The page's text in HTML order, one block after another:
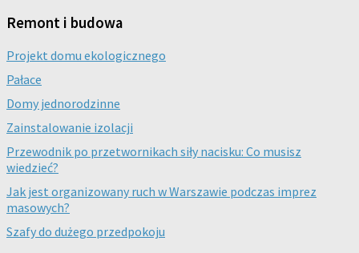
Remont i budowa
Projekt domu ekologicznego
Pałace
Domy jednorodzinne
Zainstalowanie izolacji
Przewodnik po przetwornikach siły nacisku: Co musisz
wiedzieć?
Jak jest organizowany ruch w Warszawie podczas imprez
masowych?
Szafy do dużego przedpokoju